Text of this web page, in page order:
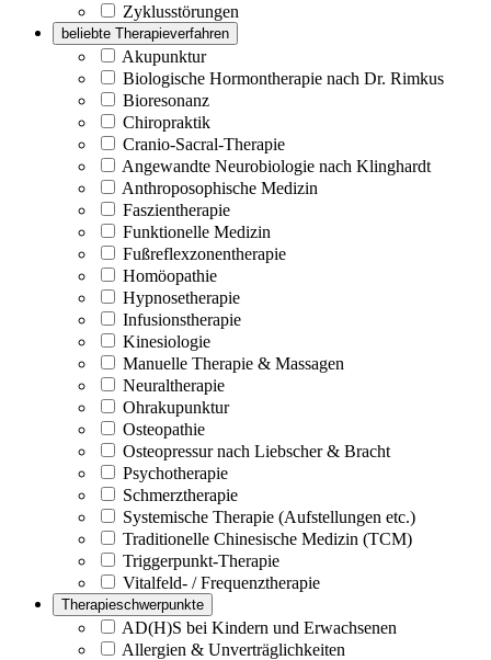
Zyklusstörungen
beliebte Therapieverfahren
Akupunktur
Biologische Hormontherapie nach Dr. Rimkus
Bioresonanz
Chiropraktik
Cranio-Sacral-Therapie
Angewandte Neurobiologie nach Klinghardt
Anthroposophische Medizin
Faszientherapie
Funktionelle Medizin
Fußreflexzonentherapie
Homöopathie
Hypnosetherapie
Infusionstherapie
Kinesiologie
Manuelle Therapie & Massagen
Neuraltherapie
Ohrakupunktur
Osteopathie
Osteopressur nach Liebscher & Bracht
Psychotherapie
Schmerztherapie
Systemische Therapie (Aufstellungen etc.)
Traditionelle Chinesische Medizin (TCM)
Triggerpunkt-Therapie
Vitalfeld- / Frequenztherapie
Therapieschwerpunkte
AD(H)S bei Kindern und Erwachsenen
Allergien & Unverträglichkeiten